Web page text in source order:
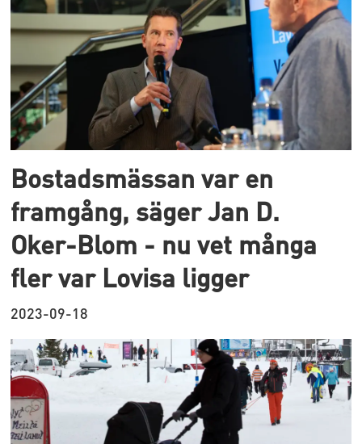
Bostadsmässan var en
framgång, säger Jan D.
Oker-Blom - nu vet många
fler var Lovisa ligger
2023-09-18